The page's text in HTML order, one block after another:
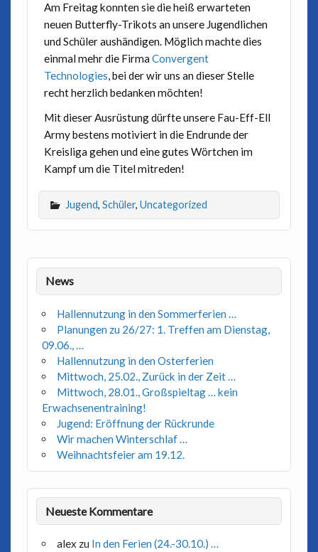
Am Freitag konnten sie die heiß erwarteten
neuen Butterfly-Trikots an unsere Jugendlichen
und Schüler aushändigen. Möglich machte dies
einmal mehr die Firma Convergent
Technologies, bei der wir uns an dieser Stelle
recht herzlich bedanken möchten!
Mit dieser Ausrüstung dürfte unsere Fau-Eff-Ell
Army bestens motiviert in die Endrunde der
Kreisliga gehen und eine gutes Wörtchen im
Kampf um die Titel mitreden!
Jugend, Schüler, Uncategorized
News
Hallennutzung in den Sommerferien …
Planungen zu 26/27: 1. Treffen am Dienstag,
09.06., …
Hallennutzung in den Osterferien
Mittwoch, 25.02., Zurück in der Zeit …
Mittwoch, 28.01., Großspieltag … kein
Erwachsenentraining!
Jugend: Eröffnung der Rückrunde
Wir machen Winterschlaf …
Weihnachtsfeier am 19.12.
Neueste Kommentare
alex zu In den Ferien (24.-30.10.) …